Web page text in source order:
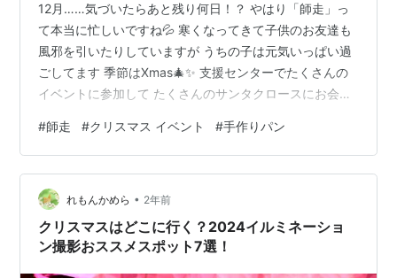
12月……気づいたらあと残り何日！？ やはり「師走」っ
て本当に忙しいですね💦 寒くなってきて子供のお友達も
風邪を引いたりしていますが うちの子は元気いっぱい過
ごしてます 季節はXmas🎄✨ 支援センターでたくさんの
イベントに参加して たくさんのサンタクロースにお会い
ございます♪ そしてXmas制作もたくさん 今年のクリスマ
ス制作たち 去年はサンタクロースが出てきたら怖がって
しがみついていたうちの子 成長したようで怖がらなくな
りました でも怖がってももらうものは🎁ちゃんともらい
に行く子です笑 やはり時期に乗ってクリスマスのパンに
してみました🤶🎄…
#師走 #クリスマス イベント #手作りパン
れもんかめら • 2年前
クリスマスはどこに行く？2024イルミネーショ
ン撮影おススメスポット7選！